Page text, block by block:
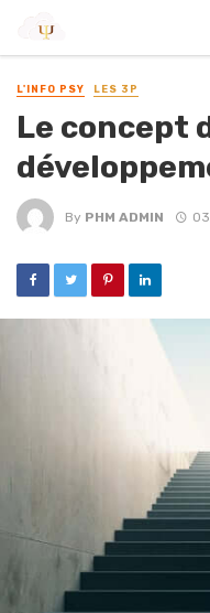
L'INFO PSY LES 3P
Le concept
By PHM ADMIN